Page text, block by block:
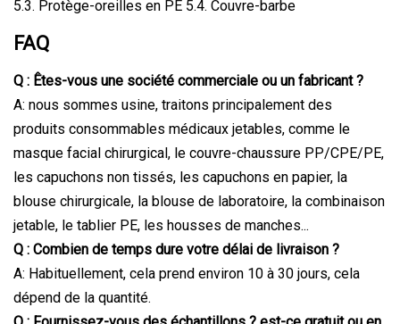
5.3. Protège-oreilles en PE 5.4. Couvre-barbe
FAQ
Q : Êtes-vous une société commerciale ou un fabricant ?
A: nous sommes usine, traitons principalement des
produits consommables médicaux jetables, comme le
masque facial chirurgical, le couvre-chaussure PP/CPE/PE,
les capuchons non tissés, les capuchons en papier, la
blouse chirurgicale, la blouse de laboratoire, la combinaison
jetable, le tablier PE, les housses de manches...
Q : Combien de temps dure votre délai de livraison ?
A: Habituellement, cela prend environ 10 à 30 jours, cela
dépend de la quantité.